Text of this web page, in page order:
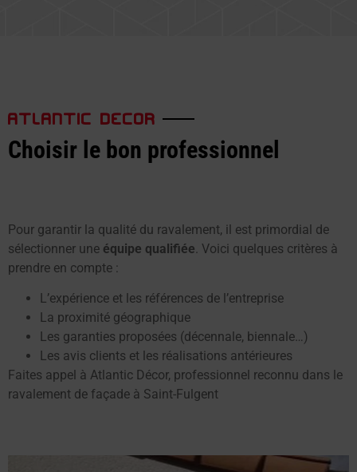
ATLANTIC DECOR
Choisir le bon professionnel
Pour garantir la qualité du ravalement, il est primordial de
sélectionner une équipe qualifiée . Voici quelques critères à
prendre en compte :
L’expérience et les références de l’entreprise
La proximité géographique
Les garanties proposées (décennale, biennale…)
Les avis clients et les réalisations antérieures
Faites appel à Atlantic Décor, professionnel reconnu dans le
ravalement de façade à Saint-Fulgent